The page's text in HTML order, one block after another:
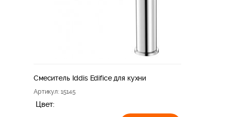
Смеситель Iddis Edifice для кухни
Артикул: 15145
Цвет: